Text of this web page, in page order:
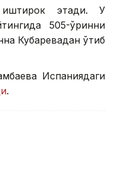
иштирок этади. У
505-ўринни
Кубаревадан ўтиб
Испаниядаги
.